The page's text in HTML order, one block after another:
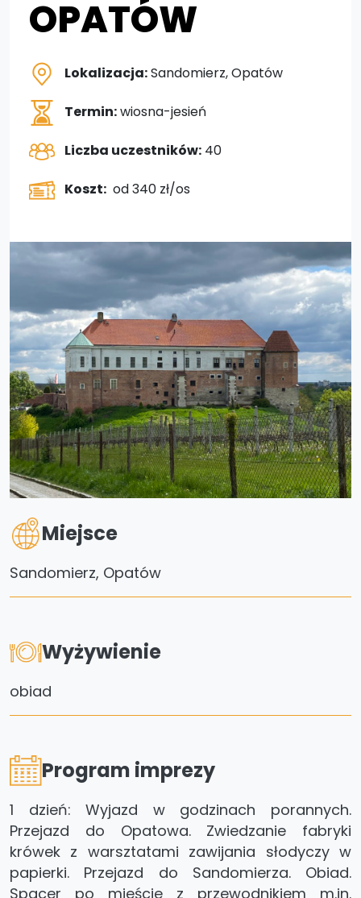
Miejsce
Sandomierz, Opatów
Wyżywienie
obiad
Program imprezy
1 dzień: Wyjazd w godzinach porannych.
Przejazd do Opatowa. Zwiedzanie fabryki
krówek z warsztatami zawijania słodyczy w
papierki. Przejazd do Sandomierza. Obiad.
Spacer po mieście z przewodnikiem m.in.
OPATÓW
Lokalizacja:Sandomierz, Opatów
Termin:wiosna-jesień
Liczba uczestników: 40
Koszt: od 340 zł/os